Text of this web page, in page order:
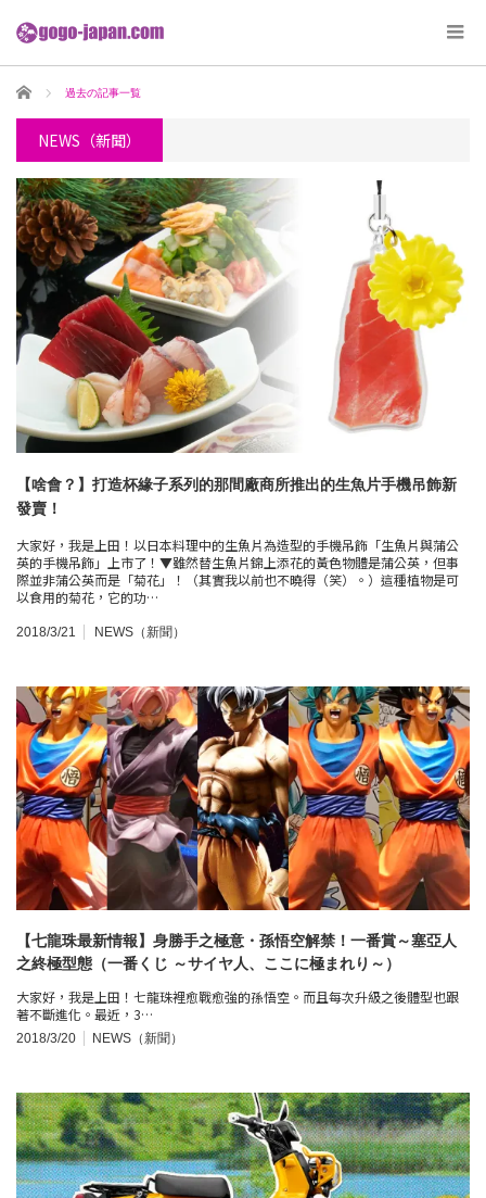
ホーム 過去の記事一覧
NEWS（新聞）
【啥會？】打造杯緣子系列的那間廠商所推出的生魚片手機吊飾新
發賣！
大家好，我是上田！以日本料理中的生魚片為造型的手機吊飾「生魚片與蒲公
英的手機吊飾」上市了！▼雖然替生魚片錦上添花的黃色物體是蒲公英，但事
際並非蒲公英而是「菊花」！（其實我以前也不曉得（笑）。）這種植物是可
以食用的菊花，它的功…
2018/3/21 NEWS（新聞）
【七龍珠最新情報】身勝手之極意・孫悟空解禁！一番賞～塞亞人
之終極型態（一番くじ ～サイヤ人、ここに極まれり～）
大家好，我是上田！七龍珠裡愈戰愈強的孫悟空。而且每次升級之後體型也跟
著不斷進化。最近，3…
2018/3/20 NEWS（新聞）